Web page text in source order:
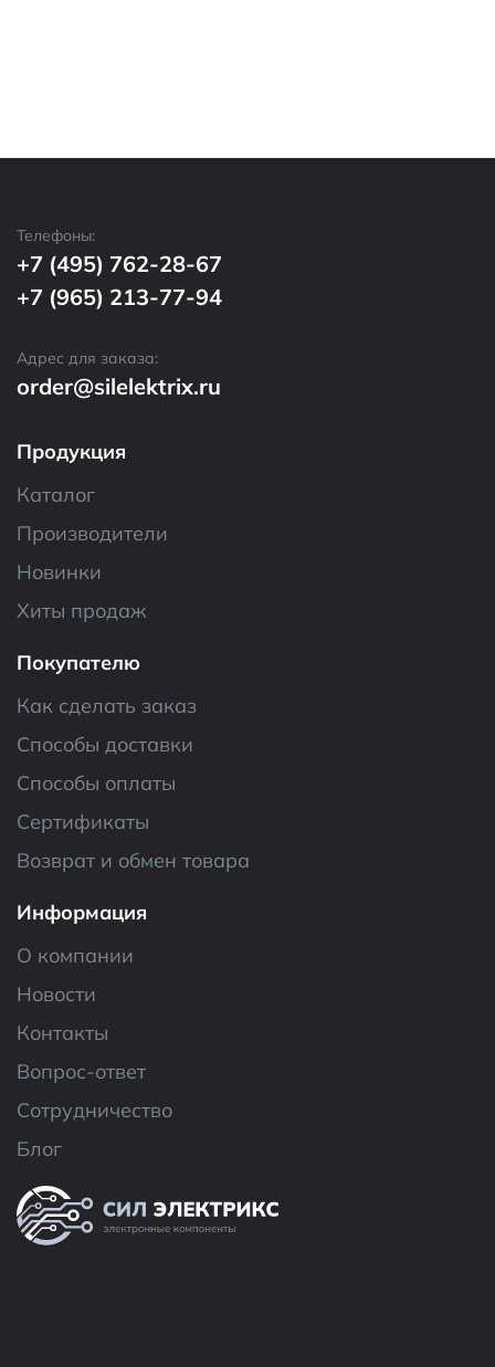
Телефоны:
+7 (495) 762-28-67
+7 (965) 213-77-94
Адрес для заказа:
order@silelektrix.ru
Продукция
Каталог
Производители
Новинки
Хиты продаж
Покупателю
Как сделать заказ
Способы доставки
Способы оплаты
Сертификаты
Возврат и обмен товара
Информация
О компании
Новости
Контакты
Вопрос-ответ
Сотрудничество
Блог